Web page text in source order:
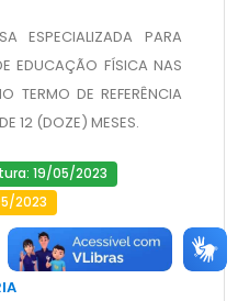
ESPECIALIZADA PARA
EDUCAÇÃO FÍSICA NAS
TERMO DE REFERÊNCIA
12 (DOZE) MESES.
19/05/2023
2023